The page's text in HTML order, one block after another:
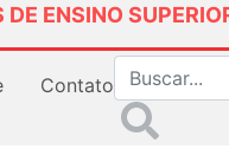
ENSINO
Contato